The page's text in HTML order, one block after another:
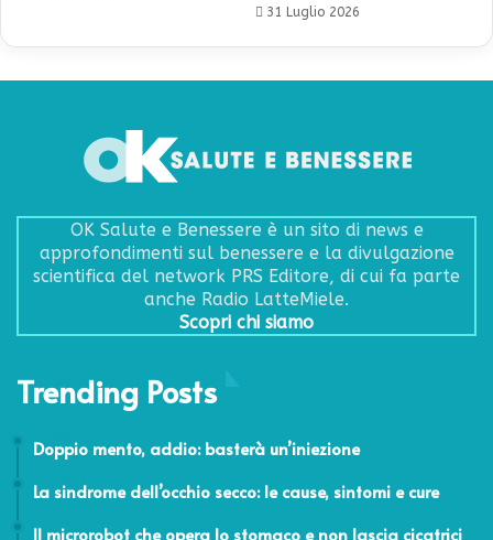
31 Luglio 2026
OK Salute e Benessere è un sito di news e
approfondimenti sul benessere e la divulgazione
scientifica del network PRS Editore, di cui fa parte
anche Radio LatteMiele.
Scopri chi siamo
Trending Posts
Doppio mento, addio: basterà un’iniezione
La sindrome dell’occhio secco: le cause, sintomi e cure
Il microrobot che opera lo stomaco e non lascia cicatrici